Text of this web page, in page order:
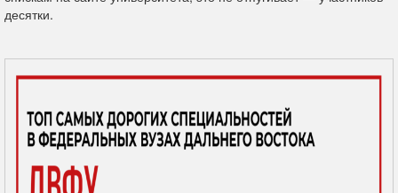
десятки.